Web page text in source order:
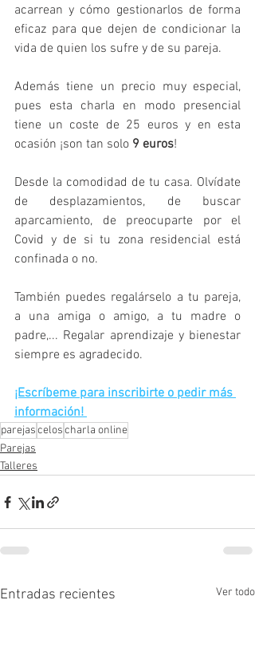
acarrean y cómo gestionarlos de forma
eficaz para que dejen de condicionar la
vida de quien los sufre y de su pareja.
Además tiene un precio muy especial,
pues esta charla en modo presencial
tiene un coste de 25 euros y en esta
ocasión ¡son tan solo 9 euros!
Desde la comodidad de tu casa. Olvídate
de desplazamientos, de buscar
aparcamiento, de preocuparte por el
Covid y de si tu zona residencial está
confinada o no.
También puedes regalárselo a tu pareja,
a una amiga o amigo, a tu madre o
padre,... Regalar aprendizaje y bienestar
siempre es agradecido.
¡Escríbeme para inscribirte o pedir más
información!
parejasceloscharla online
Parejas
Talleres
Entradas recientes Ver todo